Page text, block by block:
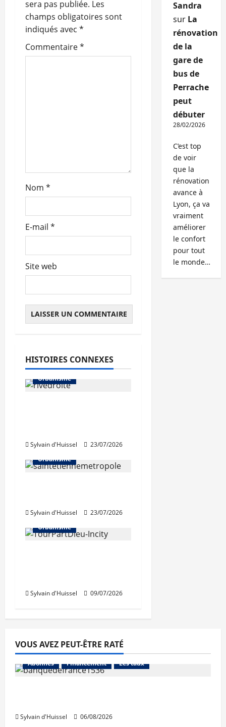
o
n
d
i
c
l
e
sera pas publiée. Les
champs obligatoires sont
indiqués avec *
Commentaire*
Nom *
E-mail *
Site web
HISTOIRES CONNEXES
Urbanisme
Sylvain d'Huissel
23/07/2026
Urbanisme
Sylvain d'Huissel
23/07/2026
Urbanisme
Sylvain d'Huissel 09/07/2026
Sandra
sur La
rénovation
de la
gare de
bus de
Perrache
peut
débuter
28/02/2026
C’est top
de voir
que la
rénovation
avance à
Lyon, ça va
vraiment
améliorer
le confort
pour tout
le monde…
VOUS AVEZ PEUT-ÊTRE RATÉ
Abonnés Financement Les taux
Sylvain d'Huissel 06/08/2026
Abonnés Financement